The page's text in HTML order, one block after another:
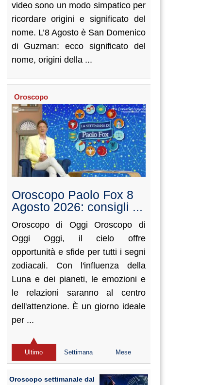
video sono un modo simpatico per
ricordare origini e significato del
nome. L’8 Agosto è San Domenico
di Guzman: ecco significato del
nome, origini della ...
Oroscopo
Oroscopo Paolo Fox 8
Agosto 2026: consigli ...
Oroscopo di Oggi Oroscopo di
Oggi Oggi, il cielo offre
opportunità e sfide per tutti i segni
zodiacali. Con l'influenza della
Luna e dei pianeti, le emozioni e
le relazioni saranno al centro
dell'attenzione. È un giorno ideale
per ...
Ultimo Settimana Mese
Oroscopo settimanale dal